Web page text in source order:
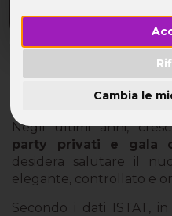
Cambia le
ABolognail Capodanno
dai grandi eventi di
Negli ultimi anni,
party privati e gala
desidera salutare il
elegante, controllato e
Secondo i dati ISTAT, in